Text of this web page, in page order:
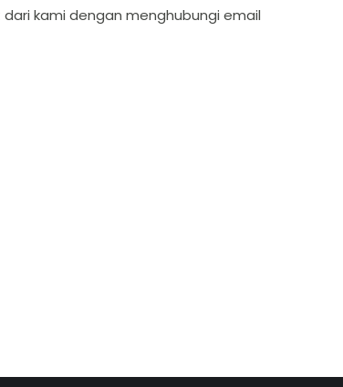
dari kami dengan menghubungi email